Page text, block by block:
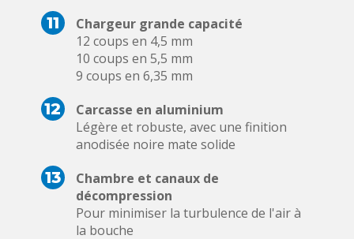
11
Chargeur grande capacité
12 coups en 4,5 mm
10 coups en 5,5 mm
9 coups en 6,35 mm
12
Carcasse en aluminium
Légère et robuste, avec une finition
anodisée noire mate solide
13
Chambre et canaux de
décompression
Pour minimiser la turbulence de l'air à
la bouche